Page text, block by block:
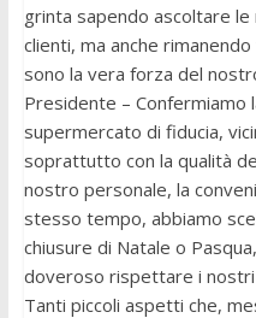
grinta sapendo ascoltare
clienti, ma anche
sono la vera forza del
Presidente – Confermiamo
supermercato di fiducia,
soprattutto con la qualità
nostro personale, la
stesso tempo, abbiamo
chiusure di Natale o
doveroso rispettare i
Tanti piccoli aspetti che,